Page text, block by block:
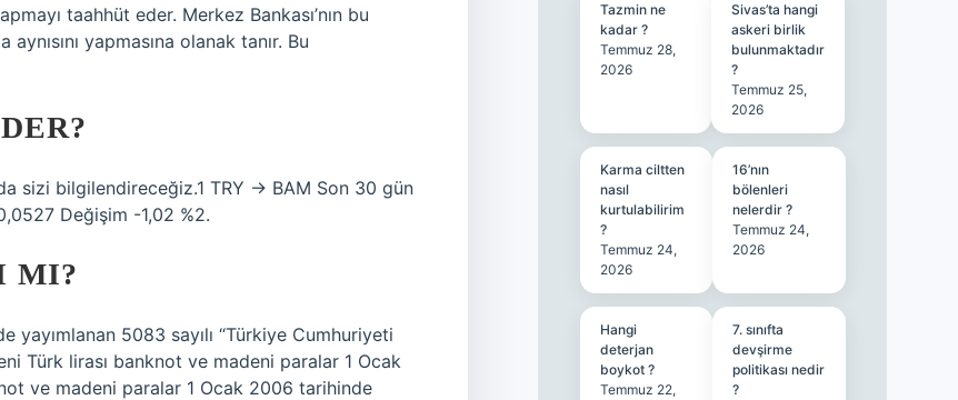
taahhüt eder. Merkez Bankası’nın bu
yapmasına olanak tanır. Bu
sizi bilgilendireceğiz.1 TRY → BAM Son 30 gün
Değişim -1,02 %2.
MI?
yayımlanan 5083 sayılı “Türkiye Cumhuriyeti
Türk lirası banknot ve madeni paralar 1 Ocak
ve madeni paralar 1 Ocak 2006 tarihinde
Tazmin ne
kadar ?
Temmuz 28,
2026
Sivas’ta hangi
askeri birlik
bulunmaktadır
?
Temmuz 25,
2026
Karma ciltten
nasıl
kurtulabilirim
?
Temmuz 24,
2026
16’nın
bölenleri
nelerdir ?
Temmuz 24,
2026
Hangi
deterjan
boykot ?
Temmuz 22,
7. sınıfta
devşirme
politikası nedir
?